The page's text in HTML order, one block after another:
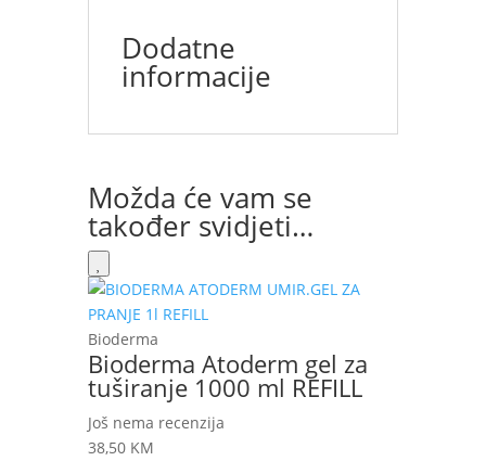
Dodatne
informacije
Možda će vam se
također svidjeti…
Bioderma
Bioderma Atoderm gel za
tuširanje 1000 ml REFILL
Još nema recenzija
38,50 KM